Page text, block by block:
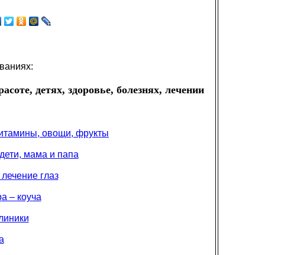
детях, здоровье, болезнях, лечении
овощи, фрукты
мама и папа
глаз
– коуча